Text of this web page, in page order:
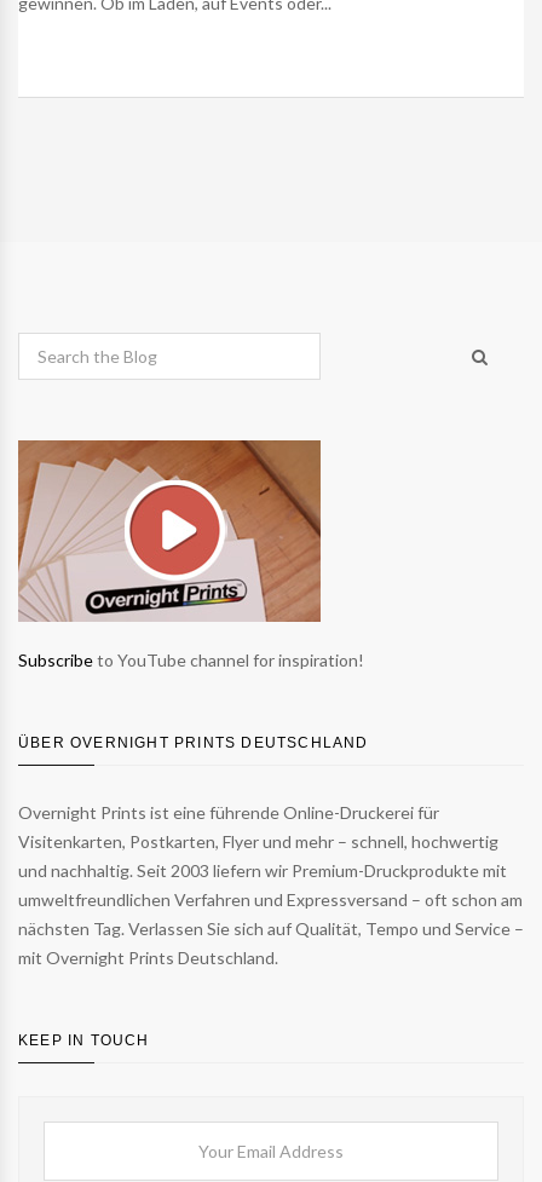
Subscribeto YouTube channel for inspiration!
ÜBER OVERNIGHT PRINTS DEUTSCHLAND
Overnight Prints ist eine führende Online-Druckerei für
Visitenkarten, Postkarten, Flyer und mehr – schnell, hochwertig
und nachhaltig. Seit 2003 liefern wir Premium-Druckprodukte mit
umweltfreundlichen Verfahren und Expressversand – oft schon am
nächsten Tag. Verlassen Sie sich auf Qualität, Tempo und Service –
mit Overnight Prints Deutschland.
KEEP IN TOUCH